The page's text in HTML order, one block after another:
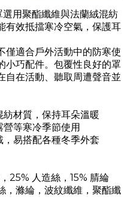
選用聚酯纖維與法蘭絨混紡
有效抵擋寒冷空氣，保護耳
僅適合戶外活動中的防寒使
小巧配件。包覆性良好的罩
自在活動、聽取周遭聲音並
材質，保持耳朵溫暖
等寒冷季節使用
易搭配各種冬季外套
25% 人造絲， 15% 腈綸
，滌綸，波紋纖維，聚酯纖